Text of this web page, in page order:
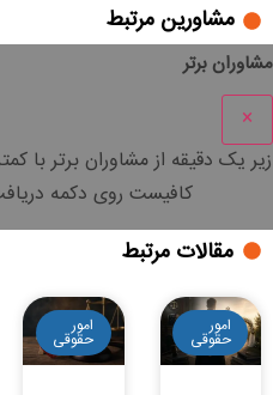
مشاورین مرتبط
مشاوران برتر
×
زیر یک دقیقه از مشاوران برتر با
کافیست روی دکمه
مقالات مرتبط
امور
حقوقی
امور
حقوقی